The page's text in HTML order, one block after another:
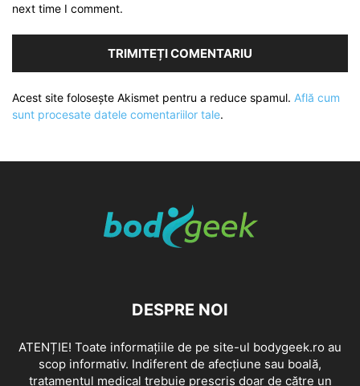
next time I comment.
Acest site folosește Akismet pentru a reduce spamul. Află cum
sunt procesate datele comentariilor tale.
DESPRE NOI
ATENȚIE! Toate informațiile de pe site-ul bodygeek.ro au
scop informativ. Indiferent de afecțiune sau boală,
tratamentul medical trebuie prescris doar de către un